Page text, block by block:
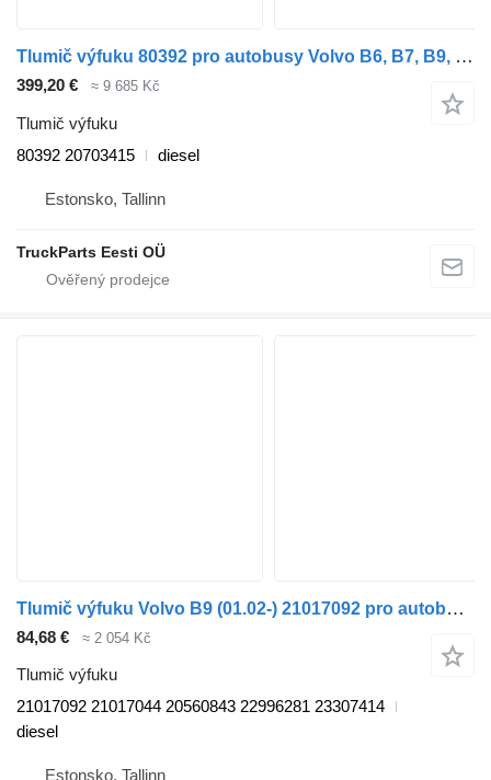
Tlumič výfuku 80392 pro autobusy Volvo B6, B7, B9, B10, B12 (1978-2011)
399,20 € ≈ 9 685 Kč
Tlumič výfuku
80392 20703415
diesel
Estonsko, Tallinn
TruckParts Eesti OÜ
Tlumič výfuku Volvo B9 (01.02-) 21017092 pro autobusy Volvo B6, B7, B9, B10, B12 bus (1978-2011)
84,68 € ≈ 2 054 Kč
Tlumič výfuku
21017092 21017044 20560843 22996281 23307414
diesel
Estonsko, Tallinn